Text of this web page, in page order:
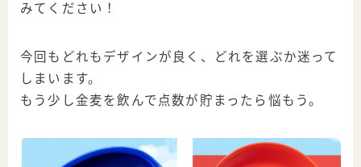
みてください！
今回もどれもデザインが良く、どれを選ぶか迷って
しまいます。
もう少し金麦を飲んで点数が貯まったら悩もう。